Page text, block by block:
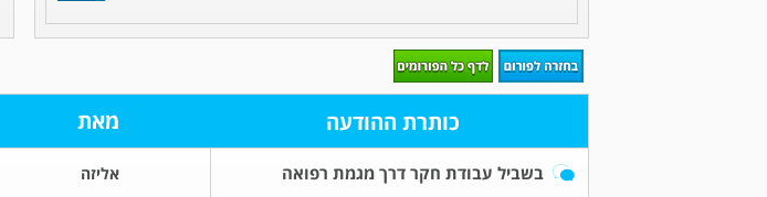
כותרת ההודעה מאת
בשביל עבודת חקר דרך מגמת רפואה אליזה